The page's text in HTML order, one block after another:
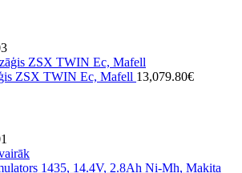
ZSX TWIN Ec, Mafell 13,079.80€